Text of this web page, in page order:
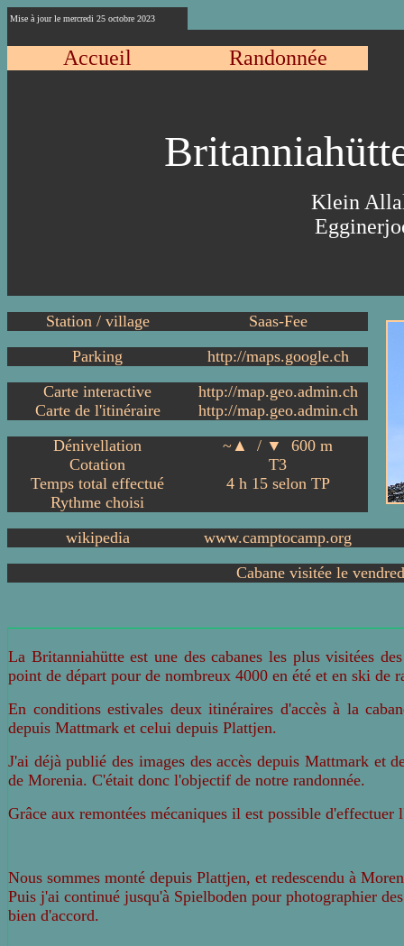
Mise à jour le mercredi 25 octobre 2023
Accueil Randonnée
Klein
Station / village
Saas-Fee
Parking
http://maps.google.ch
Carte interactive
http://map.geo.admin.ch
Carte de l'itinéraire
http://map.geo.admin.ch
Dénivellation
~▲ / ▼ 600 m
Cotation
T3
Temps total effectué
4 h 15 selon TP
Rythme choisi
wikipedia
www.camptocamp.org
Cabane visitée le
La Britanniahütte est une des cabanes les plus visitées
point de départ pour de nombreux 4000 en été et en ski de
En conditions estivales deux itinéraires d'accès à la
depuis Mattmark et celui depuis Plattjen.
J'ai déjà publié des images des accès depuis Mattmark et
de Morenia. C'était donc l'objectif de notre randonnée.
Grâce aux remontées mécaniques il est possible
Nous sommes monté depuis Plattjen, et redescendu à
Puis j'ai continué jusqu'à Spielboden pour photographier
bien d'accord.